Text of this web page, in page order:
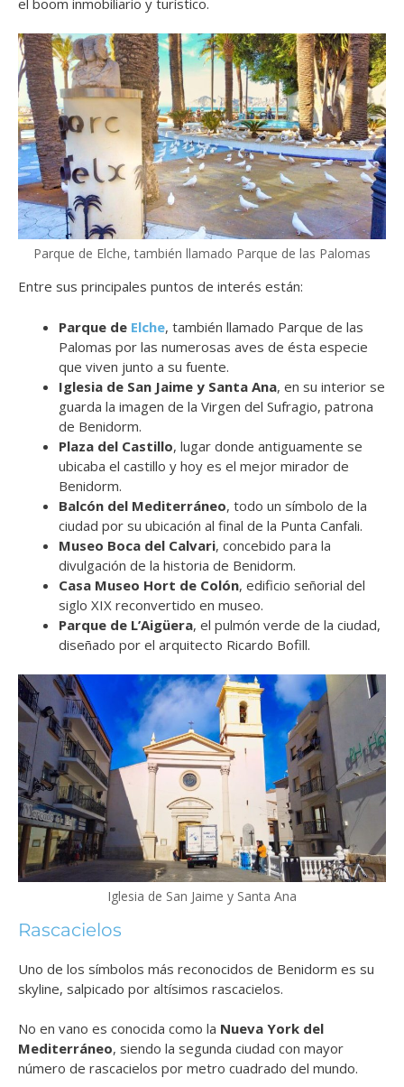
Parque de Elche, también llamado Parque de las Palomas
Entre sus principales puntos de interés están:
Parque de Elche, también llamado Parque de las
Palomas por las numerosas aves de ésta especie
que viven junto a su fuente.
Iglesia de San Jaime y Santa Ana, en su interior se
guarda la imagen de la Virgen del Sufragio, patrona
de Benidorm.
Plaza del Castillo, lugar donde antiguamente se
ubicaba el castillo y hoy es el mejor mirador de
Benidorm.
Balcón del Mediterráneo, todo un símbolo de la
ciudad por su ubicación al final de la Punta Canfali.
Museo Boca del Calvari, concebido para la
divulgación de la historia de Benidorm.
Casa Museo Hort de Colón, edificio señorial del
siglo XIX reconvertido en museo.
Parque de L’Aigüera, el pulmón verde de la ciudad,
diseñado por el arquitecto Ricardo Bofill.
Iglesia de San Jaime y Santa Ana
Rascacielos
Uno de los símbolos más reconocidos de Benidorm es su
skyline, salpicado por altísimos rascacielos.
No en vano es conocida como la Nueva York del
Mediterráneo, siendo la segunda ciudad con mayor
número de rascacielos por metro cuadrado del mundo.